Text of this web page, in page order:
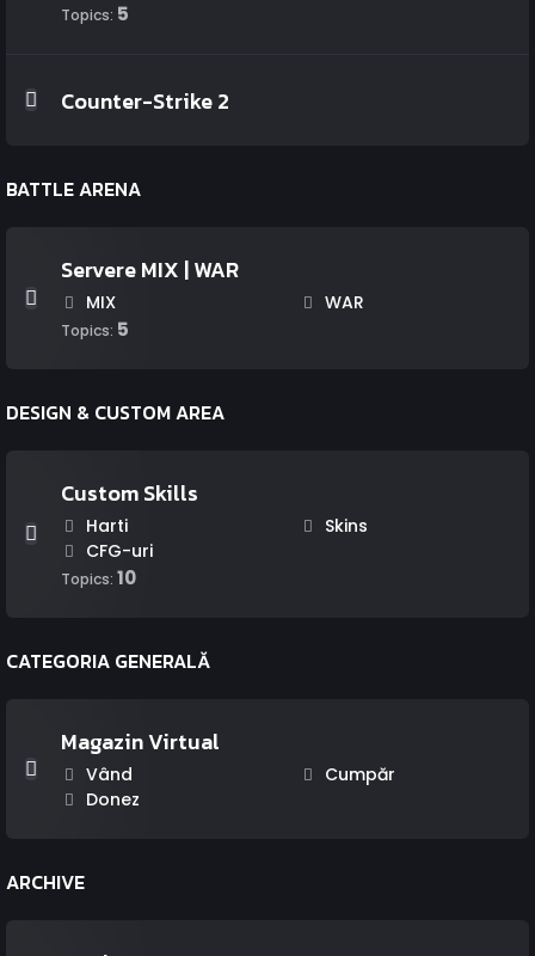
Topics: 5
Counter-Strike 2
BATTLE ARENA
Servere MIX | WAR
MIX WAR
Topics: 5
DESIGN & CUSTOM AREA
Custom Skills
Harti
Skins
CFG-uri
Topics: 10
CATEGORIA GENERALĂ
Magazin Virtual
Vând
Cumpăr
Donez
ARCHIVE